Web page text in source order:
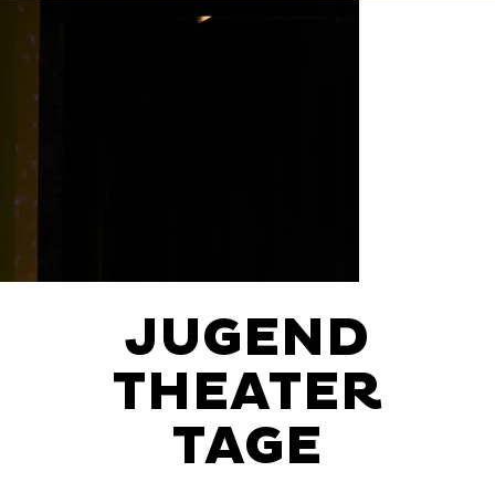
JUGEND
THEATER
TAGE
JUGEND
THEATER
TAGE